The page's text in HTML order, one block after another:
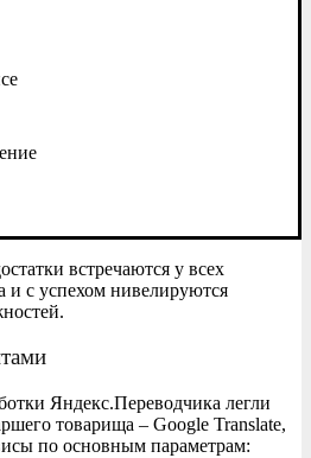
встречаются у всех
и с успехом нивелируются
Яндекс.Переводчика легли
товарища – Google Translate,
по основным параметрам: